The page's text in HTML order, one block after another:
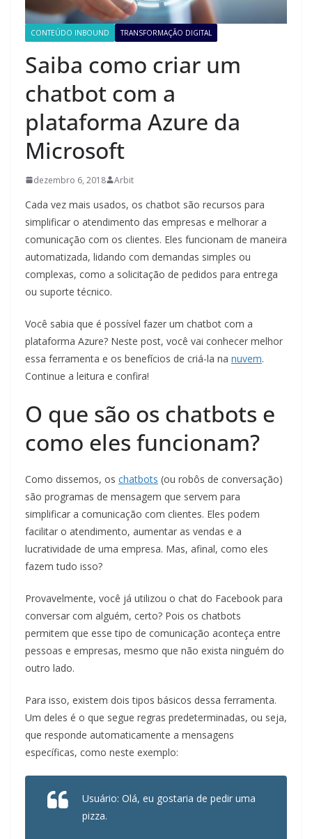
CONTEÚDO INBOUND TRANSFORMAÇÃO DIGITAL
Saiba como criar um
chatbot com a
plataforma Azure da
Microsoft
dezembro 6, 2018 Arbit
Cada vez mais usados, os chatbot são recursos para
simplificar o atendimento das empresas e melhorar a
comunicação com os clientes. Eles funcionam de maneira
automatizada, lidando com demandas simples ou
complexas, como a solicitação de pedidos para entrega
ou suporte técnico.
Você sabia que é possível fazer um chatbot com a
plataforma Azure? Neste post, você vai conhecer melhor
essa ferramenta e os benefícios de criá-la na nuvem.
Continue a leitura e confira!
O que são os chatbots e
como eles funcionam?
Como dissemos, os chatbots (ou robôs de conversação)
são programas de mensagem que servem para
simplificar a comunicação com clientes. Eles podem
facilitar o atendimento, aumentar as vendas e a
lucratividade de uma empresa. Mas, afinal, como eles
fazem tudo isso?
Provavelmente, você já utilizou o chat do Facebook para
conversar com alguém, certo? Pois os chatbots
permitem que esse tipo de comunicação aconteça entre
pessoas e empresas, mesmo que não exista ninguém do
outro lado.
Para isso, existem dois tipos básicos dessa ferramenta.
Um deles é o que segue regras predeterminadas, ou seja,
que responde automaticamente a mensagens
específicas, como neste exemplo:
Usuário: Olá, eu gostaria de pedir uma
pizza.